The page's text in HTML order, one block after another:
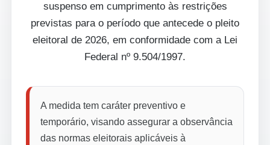
suspenso em cumprimento às restrições
previstas para o período que antecede o pleito
eleitoral de 2026, em conformidade com a Lei
Federal nº 9.504/1997.
A medida tem caráter preventivo e
temporário, visando assegurar a observância
das normas eleitorais aplicáveis à